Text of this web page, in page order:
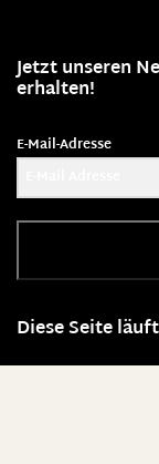
Jetzt unseren
erhalten!
E-Mail-Adresse
Diese Seite